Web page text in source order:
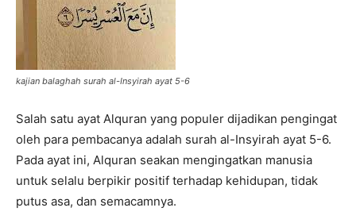
kajian balaghah surah al-Insyirah ayat 5-6
Salah satu ayat Alquran yang populer dijadikan pengingat
oleh para pembacanya adalah surah al-Insyirah ayat 5-6.
Pada ayat ini, Alquran seakan mengingatkan manusia
untuk selalu berpikir positif terhadap kehidupan, tidak
putus asa, dan semacamnya.